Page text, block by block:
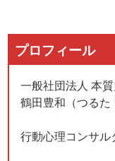
プロフィール
一般社団法人 本
鶴田豊和（つるた
行動心理コンサル